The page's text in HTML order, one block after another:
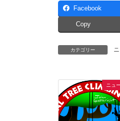
Facebook
Copy
カテゴリー
ニュ